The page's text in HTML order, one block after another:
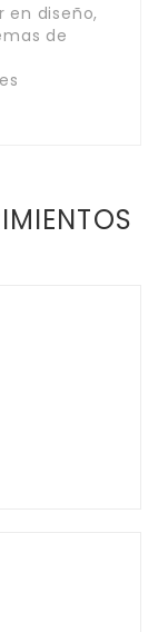
en diseño,
de